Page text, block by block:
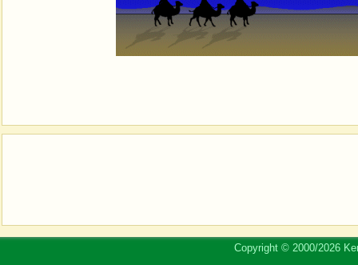
Copyright © 2000/2026